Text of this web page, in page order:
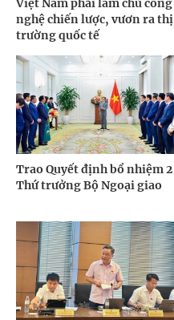
Việt Nam phải làm chủ công
nghệ chiến lược, vươn ra thị
trường quốc tế
Trao Quyết định bổ nhiệm 2
Thứ trưởng Bộ Ngoại giao